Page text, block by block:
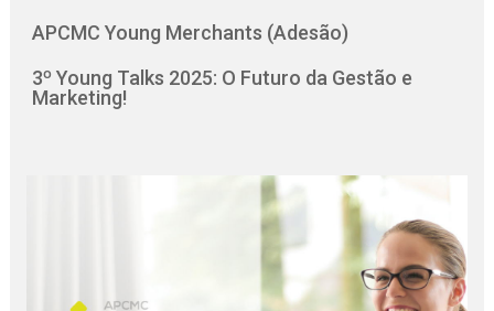
APCMC Young Merchants (Adesão)
3º Young Talks 2025: O Futuro da Gestão e
Marketing!